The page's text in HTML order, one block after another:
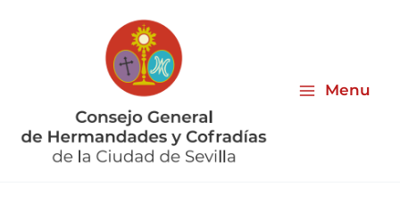
Menu